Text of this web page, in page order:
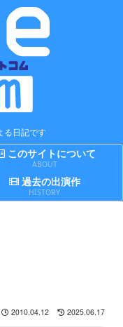
る日記です
このサイトについて
ABOUT
過去の出演作
HISTORY
2010.04.12 2025.06.17